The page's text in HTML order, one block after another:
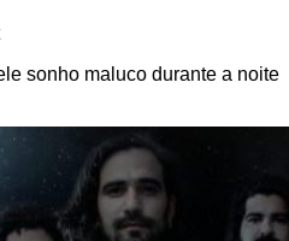
sonho maluco durante a noite